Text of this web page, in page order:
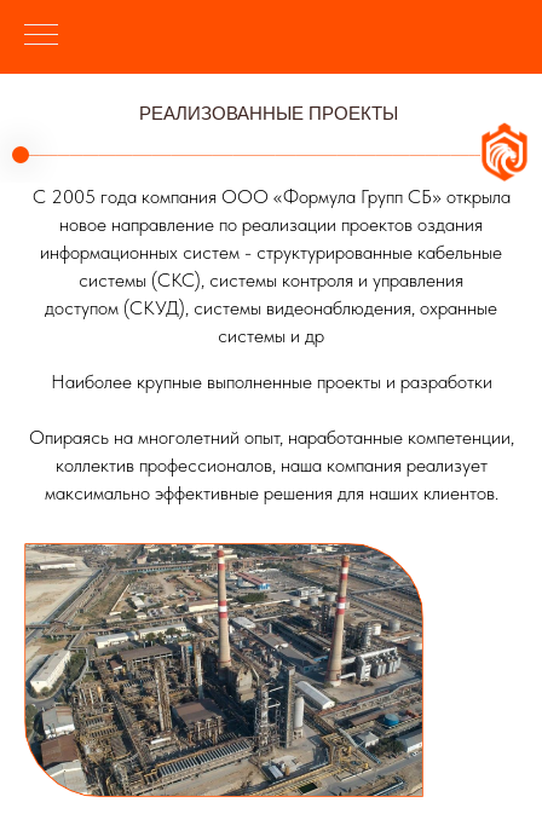
С 2005 года компания ООО «Формула Групп СБ» открыла
новое направление по реализации проектов оздания
информационных систем - структурированные кабельные
системы (СКС), системы контроля и управления
доступом (СКУД), системы видеонаблюдения, охранные
системы и др
Наиболее крупные выполненные проекты и разработки
Опираясь на многолетний опыт, наработанные компетенции,
коллектив профессионалов, наша компания реализует
максимально эффективные решения для наших клиентов.